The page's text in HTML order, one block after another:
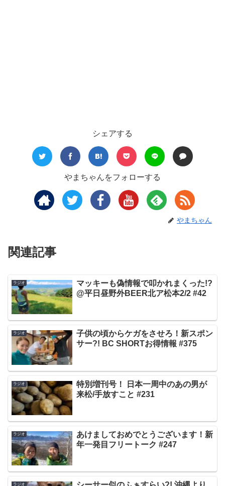
シェアする
やまちゃんをフォローする
やまちゃん
関連記事
ラジオ
マッキーも偽情報で叩かれまくった!?
@平日昼野外BEER北ア松本2/2 #42
ラジオ
子供の頃からケガをさせろ！新スポン
サー?! BC SHORTお得情報 #375
ラジオ
特別増刊号！ 日本一周中のあの男が
来松/手放すこと #231
ラジオ
あけましておめでとうございます！新
年一発目フリートーク #247
ラジオ